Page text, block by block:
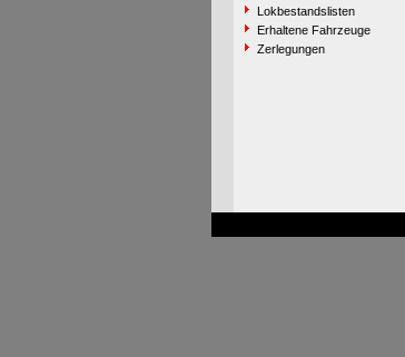
Lokbestandslisten
Erhaltene Fahrzeuge
Zerlegungen